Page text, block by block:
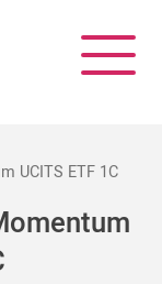
UCITS ETF 1C